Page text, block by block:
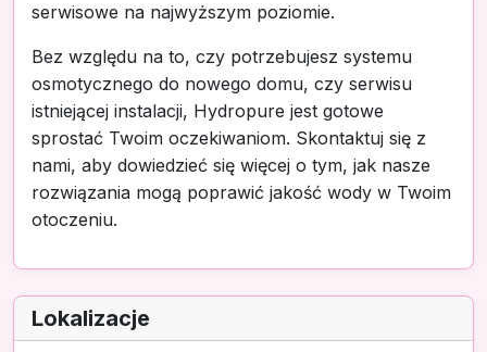
serwisowe na najwyższym poziomie.
Bez względu na to, czy potrzebujesz systemu
osmotycznego do nowego domu, czy serwisu
istniejącej instalacji, Hydropure jest gotowe
sprostać Twoim oczekiwaniom. Skontaktuj się z
nami, aby dowiedzieć się więcej o tym, jak nasze
rozwiązania mogą poprawić jakość wody w Twoim
otoczeniu.
Lokalizacje